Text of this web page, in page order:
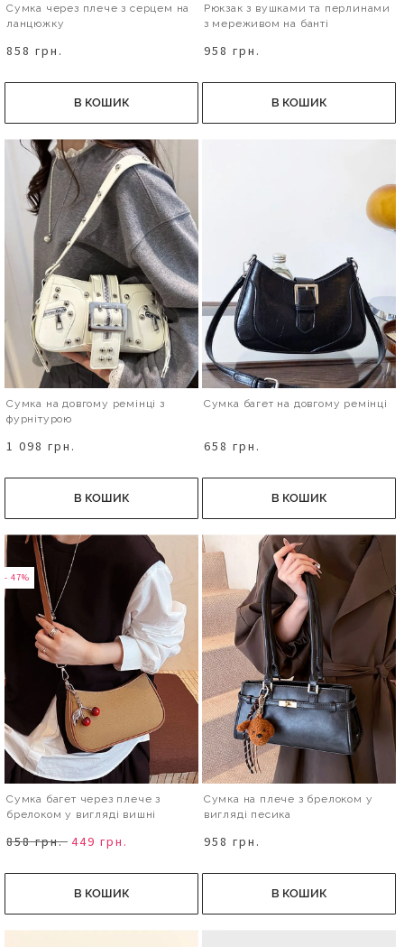
Сумка через плече з серцем на
ланцюжку
858 грн.
В КОШИК
Рюкзак з вушками та перлинами
з мереживом на банті
958 грн.
В КОШИК
Сумка на довгому ремінці з
фурнітурою
1 098 грн.
В КОШИК
Сумка багет на довгому ремінці
658 грн.
В КОШИК
- 47%
Сумка багет через плече з
брелоком у вигляді вишні
858 грн. 449 грн.
В КОШИК
Сумка на плече з брелоком у
вигляді песика
958 грн.
В КОШИК